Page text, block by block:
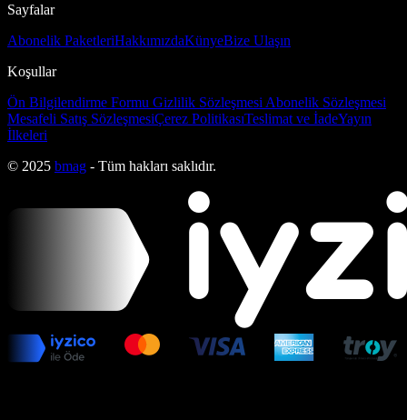
Sayfalar
Abonelik PaketleriHakkımızdaKünyeBize Ulaşın
Koşullar
Ön Bilgilendirme Formu Gizlilik Sözleşmesi Abonelik Sözleşmesi
Mesafeli Satış SözleşmesiÇerez PolitikasıTeslimat ve İadeYayın
İlkeleri
© 2025 bmag - Tüm hakları saklıdır.